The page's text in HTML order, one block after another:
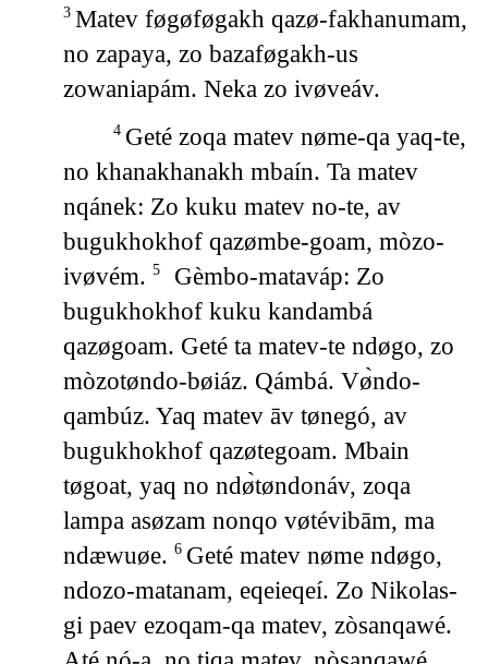
3 Matev føgøføgakh qazø-fakhanumam,
no zapaya, zo bazaføgakh-us
zowaniapám. Neka zo ivøveáv.
4 Geté zoqa matev nøme-qa yaq-te,
no khanakhanakh mbaín. Ta matev
nqánek: Zo kuku matev no-te, av
bugukhokhof qazømbe-goam, mòzo-
ivøvém. 5
Gèmbo-mataváp: Zo
bugukhokhof kuku kandambá
qazøgoam. Geté ta matev-te ndøgo, zo
mòzotøndo-bøiáz. Qámbá. Vø̀ndo-
qambúz. Yaq matev āv tønegó, av
bugukhokhof qazøtegoam. Mbain
tøgoat, yaq no ndø̀tøndonáv, zoqa
lampa asøzam nonqo vøtévibām, ma
ndæwuøe. 6 Geté matev nøme ndøgo,
ndozo-matanam, eqeieqeí. Zo Nikolas-
gi paev ezoqam-qa matev, zòsanqawé.